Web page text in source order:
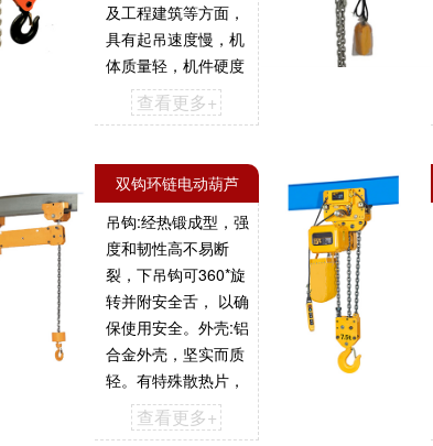
及工程建筑等方面，
具有起吊速度慢，机
体质量轻，机件硬度
高,磨损小的特点...
查看更多+
双钩环链电动葫芦
吊钩:经热锻成型，强
度和韧性高不易断
裂，下吊钩可360*旋
转并附安全舌， 以确
保使用安全。外壳:铝
合金外壳，坚实而质
轻。有特殊散热片，
散热快，连续整体密
闭式结构。极限开关:
查看更多+